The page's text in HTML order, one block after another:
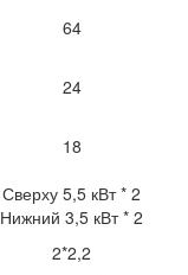
64
24
18
Сверху 5,5 кВт * 2
Нижний 3,5 кВт * 2
2*2,2